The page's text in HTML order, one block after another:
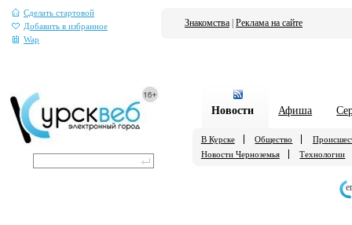
Сделать стартовой
Добавить в избранное
Wap
Знакомства Реклама на сайте
Новости Афиша
В Курске Общество
Новости Черноземья
Технологии